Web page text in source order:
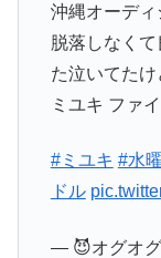
沖縄オーデ
脱落しなく
た泣いてた
ミユキ ファ
#ミユキ #水
ドル
— 😈オグオ